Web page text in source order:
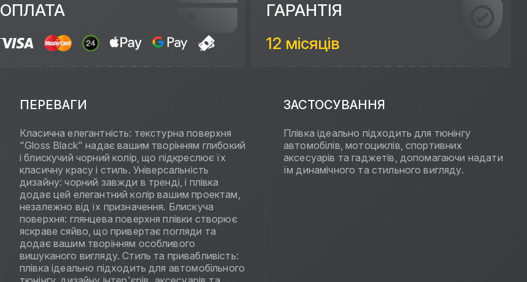
ОПЛАТА
ГАРАНТІЯ
12 місяців
ПЕРЕВАГИ
Класична елегантність: текстурна поверхня
"Gloss Black" надає вашим творінням глибокий
і блискучий чорний колір, що підкреслює їх
класичну красу і стиль. Універсальність
дизайну: чорний завжди в тренді, і плівка
додає цей елегантний колір вашим проектам,
незалежно від їх призначення. Блискуча
поверхня: глянцева поверхня плівки створює
яскраве сяйво, що привертає погляди та
додає вашим творінням особливого
вишуканого вигляду. Стиль та привабливість:
плівка ідеально підходить для автомобільного
ЗАСТОСУВАННЯ
Плівка ідеально підходить для тюнінгу
автомобілів, мотоциклів, спортивних
аксесуарів та гаджетів, допомагаючи надати
їм динамічного та стильного вигляду.